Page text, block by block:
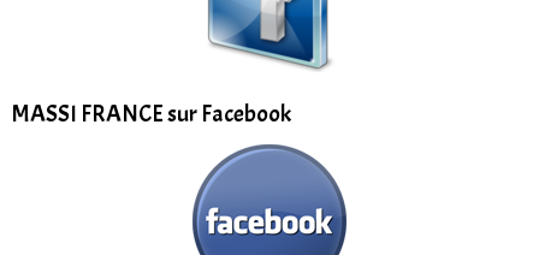
MASSI FRANCE sur Facebook